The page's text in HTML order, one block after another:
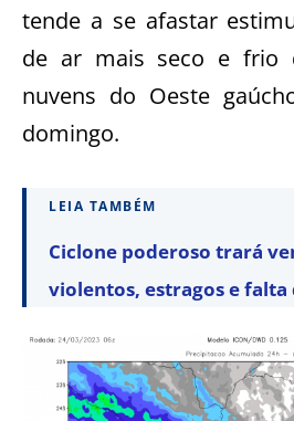
tende a se afastar
de ar mais seco e frio
nuvens do Oeste
domingo.
LEIA TAMBÉM
Ciclone poderoso trará
violentos, estragos e falta